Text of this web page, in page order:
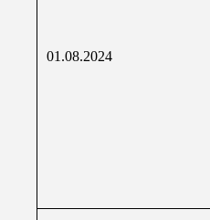
01.08.2024